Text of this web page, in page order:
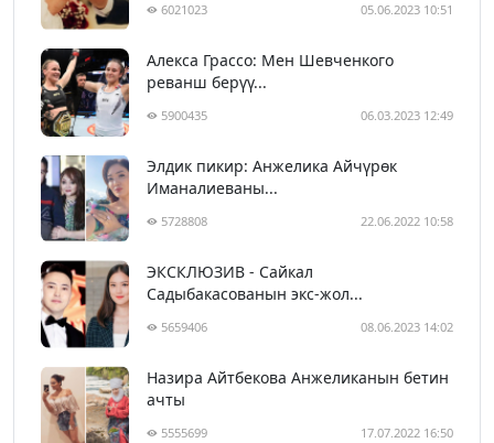
6021023 05.06.2023 10:51
Алекса Грассо: Мен Шевченкого
реванш берүү...
5900435 06.03.2023 12:49
Элдик пикир: Анжелика Айчүрөк
Иманалиеваны...
5728808 22.06.2022 10:58
ЭКСКЛЮЗИВ - Сайкал
Садыбакасованын экс-жол...
5659406 08.06.2023 14:02
Назира Айтбекова Анжеликанын бетин
ачты
5555699 17.07.2022 16:50